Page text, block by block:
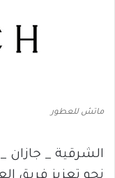
ماتش للعطور
الشرقية _ جازان